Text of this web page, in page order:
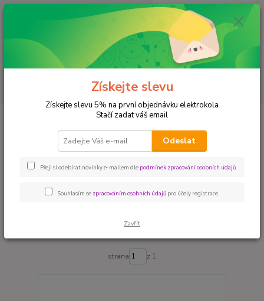
ks
za 0,00 Kč
Baterie a nabíječky pro elektrokola nabíječky
nabíječky
Upřesnit parametry
strana z 1
Získejte slevu
Získejte slevu 5% na první objednávku elektrokola
Stačí zadat váš email
Odeslat
Přeji si odebírat novinky e-mailem dle podmínek zpracování osobních údajů.
Souhlasím se zpracováním osobních údajů pro účely registrace.
Zavřít